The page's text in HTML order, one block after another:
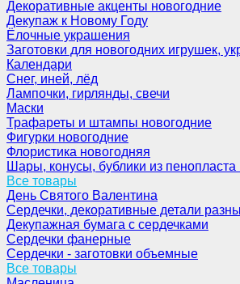
Декоративные акценты новогодние
Декупаж к Новому Году
Ёлочные украшения
Заготовки для новогодних игрушек,
Календари
Снег, иней, лёд
Лампочки, гирлянды, свечи
Маски
Трафареты и штампы новогодние
Фигурки новогодние
Флористика новогодняя
Шары, конусы, бублики из пенопласта
Все товары
День Святого Валентина
Сердечки, декоративные детали
Декупажная бумага с сердечками
Сердечки фанерные
Сердечки - заготовки объемные
Все товары